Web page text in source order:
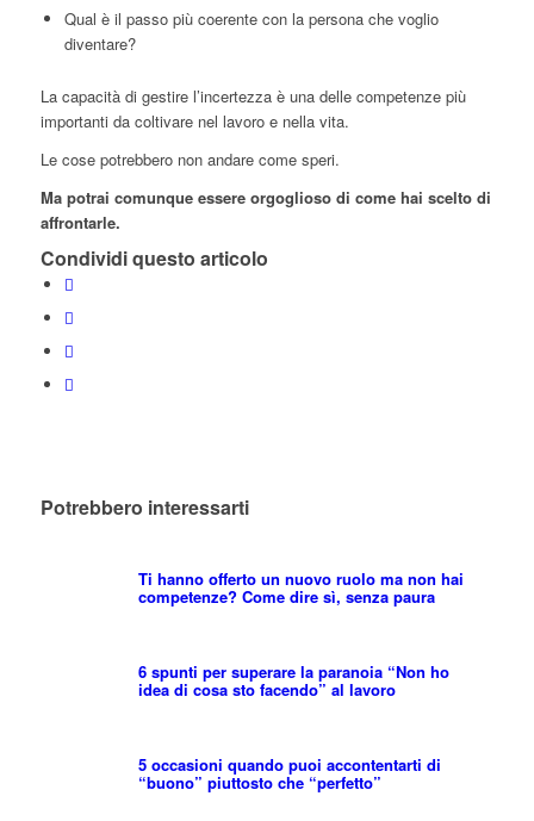
Qual è il passo più coerente con la persona che voglio
diventare?
La capacità di gestire l’incertezza è una delle competenze più
importanti da coltivare nel lavoro e nella vita.
Le cose potrebbero non andare come speri.
Ma potrai comunque essere orgoglioso di come hai scelto di
affrontarle.
Condividi questo articolo
Potrebbero interessarti
Ti hanno offerto un nuovo ruolo ma non hai
competenze? Come dire sì, senza paura
6 spunti per superare la paranoia “Non ho
idea di cosa sto facendo” al lavoro
5 occasioni quando puoi accontentarti di
“buono” piuttosto che “perfetto”